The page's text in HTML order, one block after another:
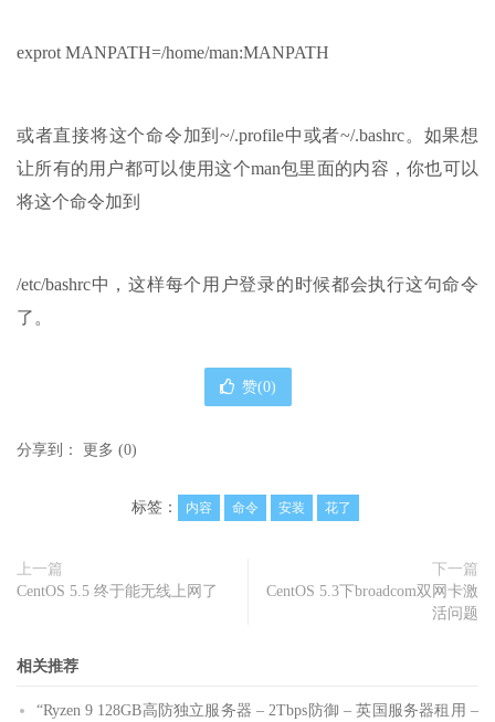
exprot MANPATH=/home/man:MANPATH
或者直接将这个命令加到~/.profile中或者~/.bashrc。如果想
让所有的用户都可以使用这个man包里面的内容，你也可以
将这个命令加到
/etc/bashrc中，这样每个用户登录的时候都会执行这句命令
了。
赞(0)
分享到： 更多 (0)
标签： 内容 命令 安装 花了
上一篇
CentOS 5.5 终于能无线上网了
下一篇
CentOS 5.3下broadcom双网卡激
活问题
相关推荐
“Ryzen 9 128GB高防独立服务器 – 2Tbps防御 – 英国服务器租用 –